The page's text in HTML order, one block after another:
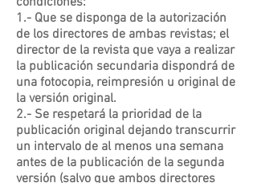
1.- Que se disponga de la autorización
de los directores de ambas revistas; el
director de la revista que vaya a realizar
la publicación secundaria dispondrá de
una fotocopia, reimpresión u original de
la versión original.
2.- Se respetará la prioridad de la
publicación original dejando transcurrir
un intervalo de al menos una semana
antes de la publicación de la segunda
versión (salvo que ambos directores